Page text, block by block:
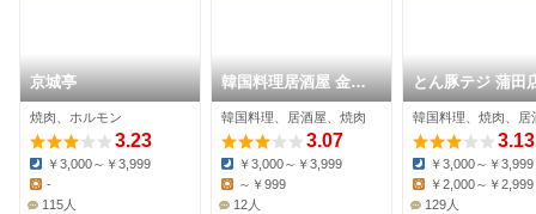
京城亭
焼肉、ホルモン
3.23
Dinner:
￥3,000～￥3,999
-
115人
韓国料理居酒屋 金丸
3rd
韓国料理、居酒屋、焼肉
3.07
Dinner:
￥3,000～￥3,999
Lunch:
～￥999
12人
とん豚テジ 蒲田
韓国料理、焼肉、居
3.13
Dinner:
￥3,000～￥3,999
￥2,000～￥2,999
129人